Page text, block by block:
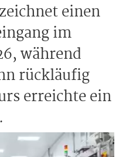
einen
im
während
rückläufig
erreichte ein